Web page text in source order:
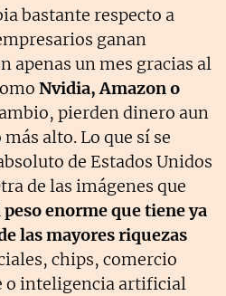
bastante respecto a
ganan
apenas un mes gracias al
Nvidia, Amazon o
pierden dinero aun
alto. Lo que sí se
de Estados Unidos
de las imágenes que
peso enorme que tiene ya
las mayores riquezas
chips, comercio
o inteligencia artificial